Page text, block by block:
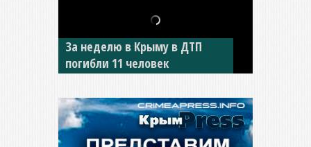
За неделю в Крыму в ДТП
погибли 11 человек
В Джанкое водитель ВАЗа
сбил двух детей на «зебре»